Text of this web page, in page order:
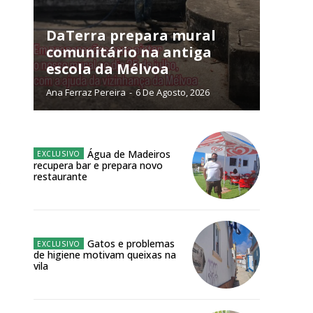
ANUAL
Exclusivos para
DaTerra prepara mural
comunitário na antiga
escola da Mélvoa
Ana Ferraz Pereira - 6 De Agosto, 2026
Água de Madeiros
recupera bar e prepara novo
restaurante
Gatos e problemas
de higiene motivam queixas na
vila